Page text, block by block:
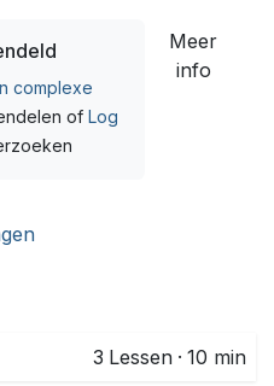
complexe
of Log
Meer
info
3 Lessen · 10 min